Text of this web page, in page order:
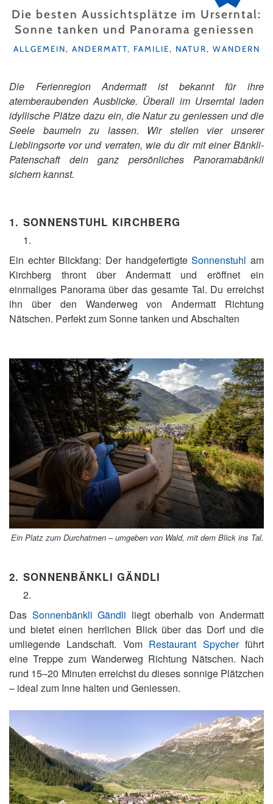
Die besten Aussichtsplätze im Urserntal:
Sonne tanken und Panorama geniessen
KATEGORIEN
ALLGEMEIN, ANDERMATT, FAMILIE, NATUR, WANDERN
Die Ferienregion Andermatt ist bekannt für ihre
atemberaubenden Ausblicke. Überall im Urserntal laden
idyllische Plätze dazu ein, die Natur zu geniessen und die
Seele baumeln zu lassen. Wir stellen vier unserer
Lieblingsorte vor und verraten, wie du dir mit einer Bänkli-
Patenschaft dein ganz persönliches Panoramabänkli
sichern kannst.
1. SONNENSTUHL KIRCHBERG
Ein echter Blickfang: Der handgefertigteSonnenstuhl am
Kirchberg thront über Andermatt und eröffnet ein
einmaliges Panorama über das gesamte Tal. Du erreichst
ihn über den Wanderweg von Andermatt Richtung
Nätschen. Perfekt zum Sonne tanken und Abschalten
Ein Platz zum Durchatmen – umgeben von Wald, mit dem Blick ins Tal.
2. SONNENBÄNKLI GÄNDLI
Das Sonnenbänkli Gändli liegt oberhalb von Andermatt
und bietet einen herrlichen Blick über das Dorf und die
umliegende Landschaft. Vom Restaurant Spycherführt
eine Treppe zum Wanderweg Richtung Nätschen. Nach
rund 15–20 Minuten erreichst du dieses sonnige Plätzchen
– ideal zum Inne halten und Geniessen.